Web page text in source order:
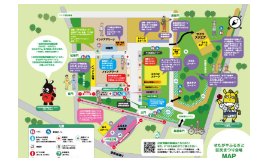
交流自治体の紹介
出店団体の紹介
アクセス
実行委員会について